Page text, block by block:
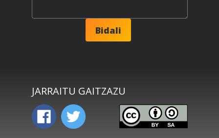
JARRAITU GAITZAZU